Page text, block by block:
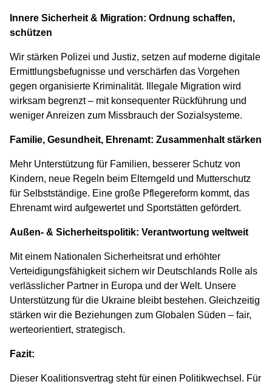
Innere Sicherheit & Migration: Ordnung schaffen,
schützen
Wir stärken Polizei und Justiz, setzen auf moderne digitale
Ermittlungsbefugnisse und verschärfen das Vorgehen
gegen organisierte Kriminalität. Illegale Migration wird
wirksam begrenzt – mit konsequenter Rückführung und
weniger Anreizen zum Missbrauch der Sozialsysteme.
Familie, Gesundheit, Ehrenamt: Zusammenhalt stärken
Mehr Unterstützung für Familien, besserer Schutz von
Kindern, neue Regeln beim Elterngeld und Mutterschutz
für Selbstständige. Eine große Pflegereform kommt, das
Ehrenamt wird aufgewertet und Sportstätten gefördert.
Außen- & Sicherheitspolitik: Verantwortung weltweit
Mit einem Nationalen Sicherheitsrat und erhöhter
Verteidigungsfähigkeit sichern wir Deutschlands Rolle als
verlässlicher Partner in Europa und der Welt. Unsere
Unterstützung für die Ukraine bleibt bestehen. Gleichzeitig
stärken wir die Beziehungen zum Globalen Süden – fair,
werteorientiert, strategisch.
Fazit:
Dieser Koalitionsvertrag steht für einen Politikwechsel. Für